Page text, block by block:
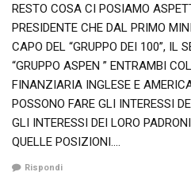
RESTO COSA CI POSIAMO
PRESIDENTE CHE DAL PRIMO
CAPO DEL “GRUPPO DEI 100”, IL
“GRUPPO ASPEN ” ENTRAMBI
FINANZIARIA INGLESE E
POSSONO FARE GLI INTERESSI
GLI INTERESSI DEI LORO
QUELLE POSIZIONI….
Rispondi